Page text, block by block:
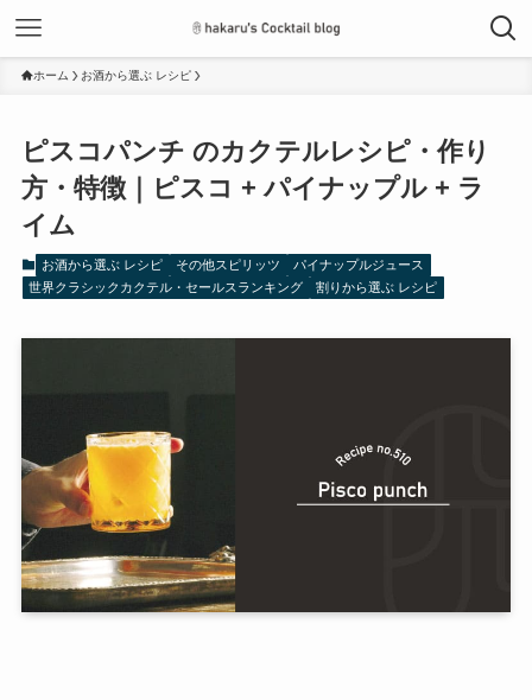
ホーム お酒から選ぶ レシピ
ピスコパンチ のカクテルレシピ・作り
方・特徴｜ピスコ + パイナップル + ラ
イム
お酒から選ぶ レシピ その他スピリッツ
パイナップルジュース
世界クラシックカクテル・セールスランキング
割りから選ぶ レシピ